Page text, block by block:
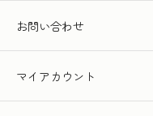
お問い合わせ
マイアカウント